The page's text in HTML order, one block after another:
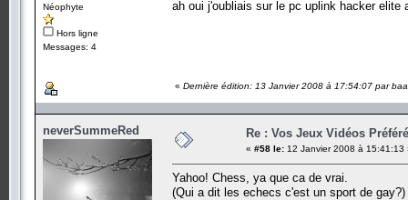
Néophyte
Hors ligne
Messages: 4
ah oui j'oubliais sur le pc uplink hacker
« Dernière édition: 13 Janvier 2008 à 17:54:07 par
neverSummeRed Re : Vos Jeux Vidéos
« #58 le: 12 Janvier 2008 à 15:41:13
Yahoo! Chess, ya que ca de vrai.
(Qui a dit les echecs c'est un sport de gay?)